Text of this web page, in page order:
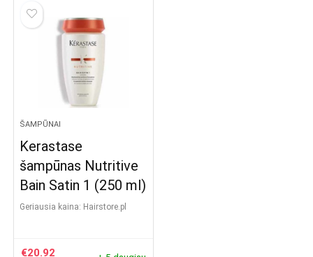
ŠAMPŪNAI
Kerastase
šampūnas Nutritive
Bain Satin 1 (250 ml)
Geriausia kaina: hairstore.pl
€20.92